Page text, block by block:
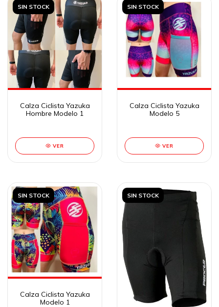
SIN STOCK
Calza Ciclista Yazuka
Hombre Modelo 1
VER
SIN STOCK
Calza Ciclista Yazuka
Modelo 5
VER
SIN STOCK
Calza Ciclista Yazuka
Modelo 1
SIN STOCK